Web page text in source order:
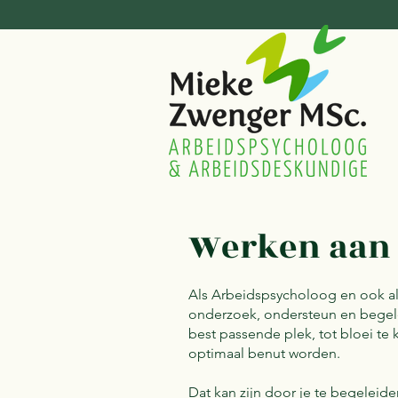
Werken
Als Arbeidspsycholoog en ook
onderzoek, ondersteun en
best passende plek, tot bloei te
optimaal benut worden.
Dat kan zijn door je te